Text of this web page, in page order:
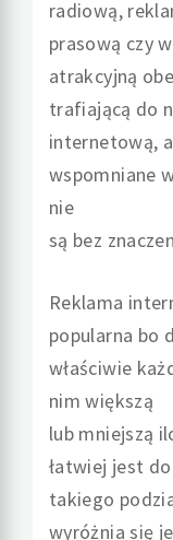
radiową,
prasową czy
atrakcyjną
trafiającą do
internetową,
wspomniane
nie
są bez
Reklama
popularna bo
właściwie
nim większą
lub mniejszą
łatwiej jest
takiego
wyróżnia się